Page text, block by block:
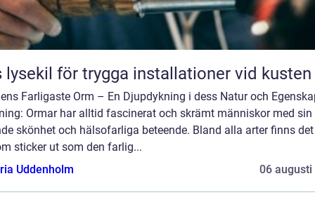
lysekil för trygga installationer vid kusten
Farligaste Orm – En Djupdykning i dess Natur och
Ormar har alltid fascinerat och skrämt människor med sin
skönhet och hälsofarliga beteende. Bland alla arter finns
sticker ut som den farlig...
Uddenholm
06 augusti